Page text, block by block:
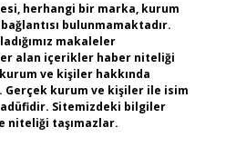
herhangi bir marka, kurum
bulunmamaktadır.
makaleler
alan içerikler haber niteliği
ve kişiler hakkında
Gerçek kurum ve kişiler ile isim
Sitemizdeki bilgiler
niteliği taşımazlar.